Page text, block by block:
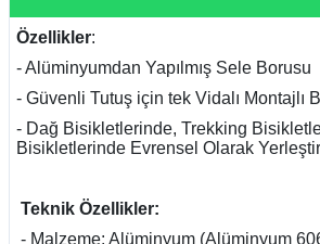
Özellikler:
- Alüminyumdan Yapılmış Sele Borusu
- Güvenli Tutuş için tek Vidalı Montajlı
- Dağ Bisikletlerinde, Trekking
Bisikletlerinde Evrensel Olarak
Teknik Özellikler:
- Malzeme: Alüminyum (Alüminyum